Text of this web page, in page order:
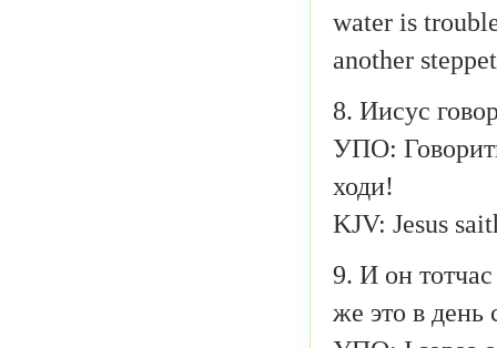
water is
another
8. Иисус
УПО:
ходи!
KJV: Jesus
9. И он
же это в день